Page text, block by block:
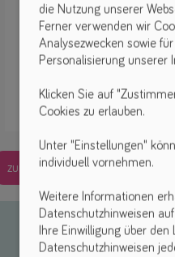
Teststreifen:
Teststreifen für die
FiNiFuchs verkauft keine
Bitte kontaktiere direkt
zurück
die Nutzung unserer
Ferner verwenden wir
Analysezwecken sowie
Personalisierung unserer
Klicken Sie auf
Cookies zu erlauben.
Unter "Einstellungen"
individuell vornehmen.
Weitere Informationen
Datenschutzhinweisen
Ihre Einwilligung über den
Datenschutzhinweisen